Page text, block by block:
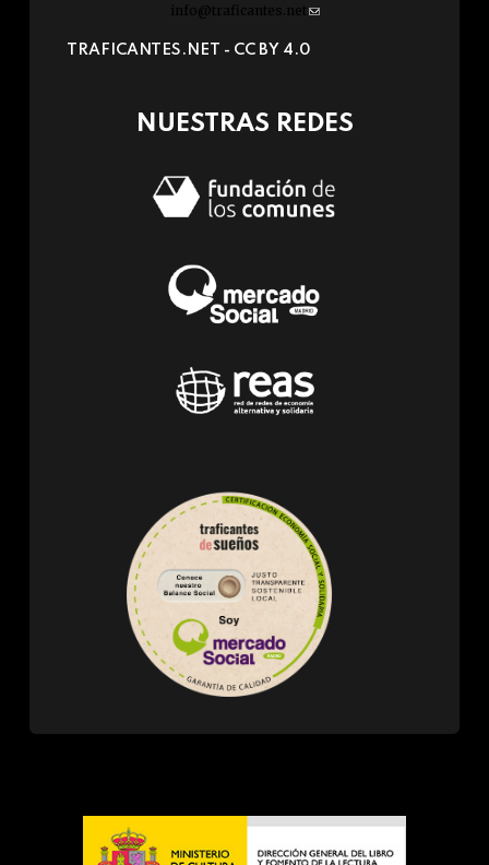
info@traficantes.net (link
e-
TRAFICANTES.NET - CC BY 4.0
NUESTRAS REDES